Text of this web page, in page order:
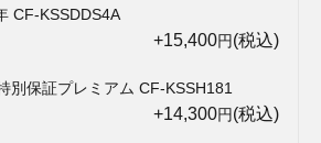
CF-KSSDDS4A
+15,400円(税込)
別保証プレミアム CF-KSSH181
+14,300円(税込)